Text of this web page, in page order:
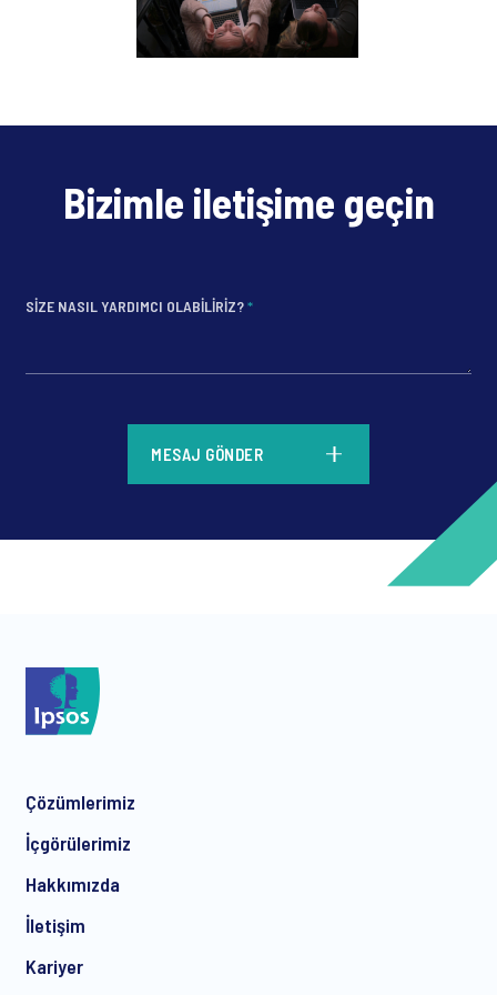
Bizimle iletişime geçin
SIZE NASIL YARDIMCI OLABILIRIZ?*
*
MESAJ GÖNDER
Çözümlerimiz
İçgörülerimiz
Hakkımızda
İletişim
Kariyer